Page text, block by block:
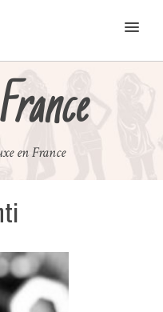
MENU
en France